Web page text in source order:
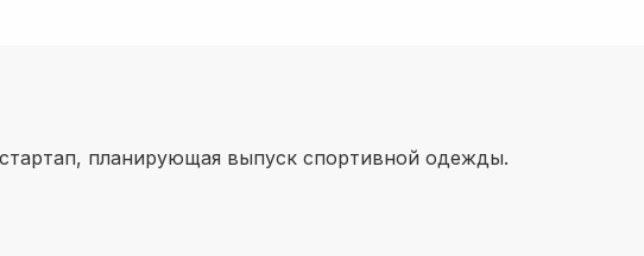
планирующая выпуск спортивной одежды.